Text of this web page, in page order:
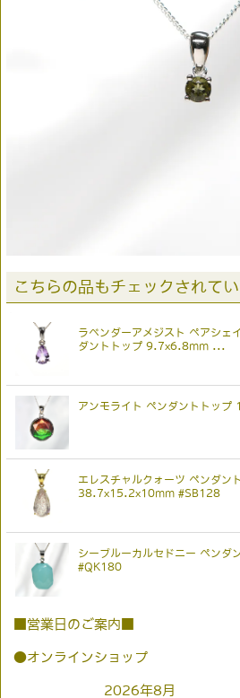
こちらの品もチェックされて
ラベンダーアメジスト ペアシェ
ダントトップ 9.7x6.8mm ...
アンモライト ペンダントトッ
エレスチャルクォーツ ペンダン
38.7x15.2x10mm #SB128
シーブルーカルセドニー ペン
#QK180
■営業日のご案内■
●オンラインショップ
2026年8月